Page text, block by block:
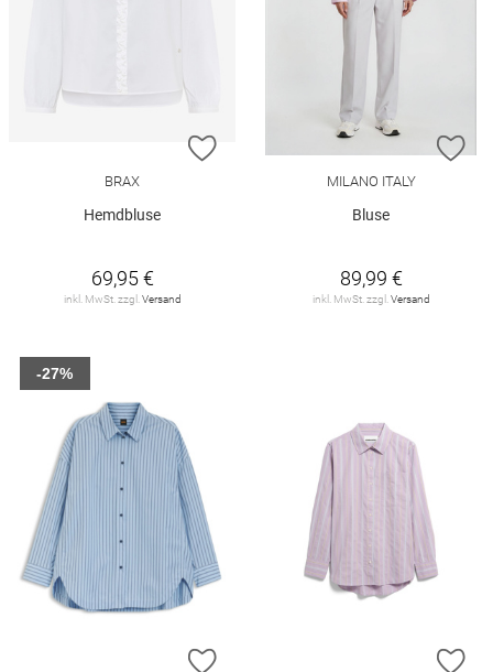
ZUR WUNSCHLISTE HINZUFÜGEN
BRAX
Hemdbluse
69,95 €
inkl. MwSt. zzgl.Versand
MILANO ITALY
Bluse
89,99 €
inkl. MwSt. zzgl.Versand
ZUR WUNSCHLISTE HINZUFÜGEN
-27%